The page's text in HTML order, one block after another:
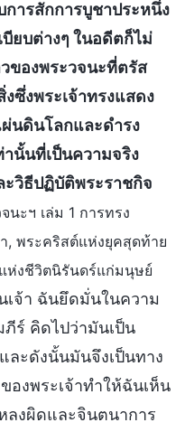
ารสักการบูชาประหนึ่ง
บียบต่างๆ ในอดีตก็ไม่
วของพระวจนะที่ตรัส
ซึ่งพระเจ้าทรงแสดง
นดินโลกและดำรง
นั้นที่เป็นความจริง
ะวิธีปฏิบัติพระราชกิจ
นะฯ เล่ม 1 การทรง
, พระคริสต์แห่งยุคสุดท้าย
ห่งชีวิตนิรันดร์แก่มนุษย์
เจ้า ฉันยึดมั่นในความ
ร์ คิดไปว่ามันเป็น
ละดังนั้นมันจึงเป็นทาง
องพระเจ้าทำให้ฉันเห็น
งผิดและจินตนาการ